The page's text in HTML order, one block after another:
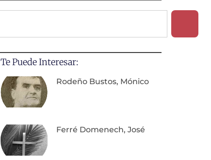
Te Puede Interesar:
Rodeño Bustos, Mónico
Ferré Domenech, José